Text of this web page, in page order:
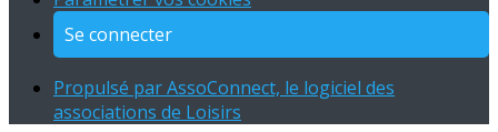
Se connecter
Propulsé par AssoConnect, le logiciel des
associations de Loisirs